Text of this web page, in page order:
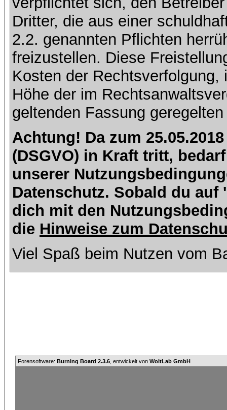
Dritter, die aus einer
2.2. genannten Pflichten
freizustellen. Diese
Kosten der
Höhe der im
geltenden Fassung
Achtung! Da zum
(DSGVO) in Kraft tritt,
unserer
Datenschutz. Sobald du
dich mit den
die Hinweise zum
Viel Spaß beim Nutzen vom
Forensoftware: Burning Board 2.3.6 , entwickelt von WoltLab GmbH